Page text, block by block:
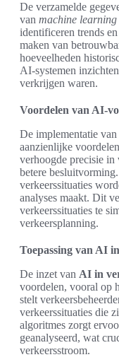
De verzamelde
van machine learning
identificeren trends
maken van
hoeveelheden
AI-systemen
verkrijgen waren.
Voordelen van AI-
De implementatie
aanzienlijke
verhoogde precisie in
betere
verkeerssituaties
analyses maakt. Dit
verkeerssituaties te
verkeersplanning.
Toepassing van AI
De inzet van AI in
voordelen, vooral op
stelt
verkeerssituaties die
algoritmes zorgt
geanalyseerd, wat
verkeersstroom.